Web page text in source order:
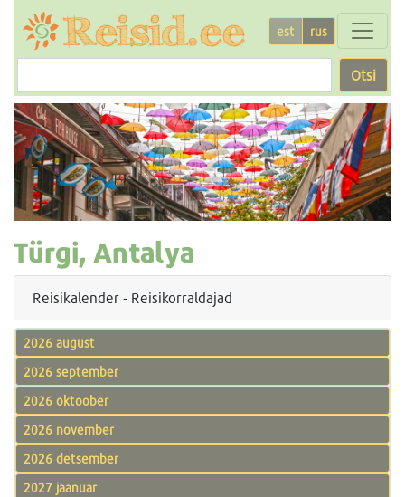
est rus
Otsi
Türgi, Antalya
Reisikalender - Reisikorraldajad
2026 august
2026 september
2026 oktoober
2026 november
2026 detsember
2027 jaanuar